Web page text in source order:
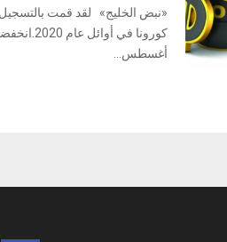
«نبض الخليج» لقد قمت بالتسجيل
كورونا
أغسطس...